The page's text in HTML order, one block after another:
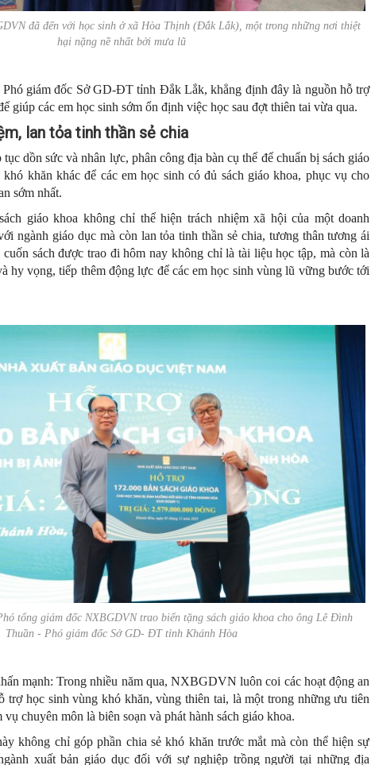
đã đến với học sinh ở xã Hòa Thịnh (Đắk Lắk), một trong những nơi thiệt
hại nặng nề nhất bởi mưa lũ
giám đốc Sở GD-ĐT tỉnh Đắk Lắk, khẳng định đây là nguồn hỗ trợ
giúp các em học sinh sớm ổn định việc học sau đợt thiên tai vừa qua.
lan tỏa tinh thần sẻ chia
dồn sức và nhân lực, phân công địa bàn cụ thể để chuẩn bị sách giáo
khăn khác để các em học sinh có đủ sách giáo khoa, phục vụ cho
sớm nhất.
giáo khoa không chỉ thể hiện trách nhiệm xã hội của một doanh
ngành giáo dục mà còn lan tỏa tinh thần sẻ chia, tương thân tương ái
sách được trao đi hôm nay không chỉ là tài liệu học tập, mà còn là
hy vọng, tiếp thêm động lực để các em học sinh vùng lũ vững bước tới
tổng giám đốc NXBGDVN trao biển tặng sách giáo khoa cho ông Lê Đình
Thuần - Phó giám đốc Sở GD- ĐT tỉnh Khánh Hòa
mạnh: Trong nhiều năm qua, NXBGDVN luôn coi các hoạt động an
trợ học sinh vùng khó khăn, vùng thiên tai, là một trong những ưu tiên
vụ chuyên môn là biên soạn và phát hành sách giáo khoa.
không chỉ góp phần chia sẻ khó khăn trước mắt mà còn thể hiện sự
xuất bản giáo dục đối với sự nghiệp trồng người tại những địa